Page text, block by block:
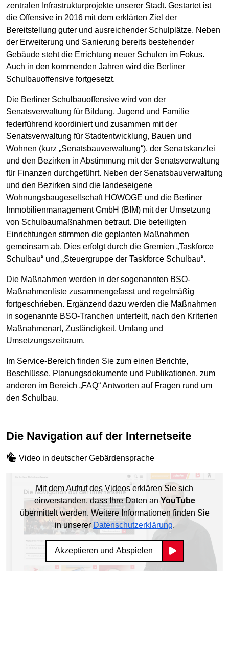
zentralen Infrastrukturprojekte unserer Stadt. Gestartet ist
die Offensive in 2016 mit dem erklärten Ziel der
Bereitstellung guter und ausreichender Schulplätze. Neben
der Erweiterung und Sanierung bereits bestehender
Gebäude steht die Errichtung neuer Schulen im Fokus.
Auch in den kommenden Jahren wird die Berliner
Schulbauoffensive fortgesetzt.
Die Berliner Schulbauoffensive wird von der
Senatsverwaltung für Bildung, Jugend und Familie
federführend koordiniert und zusammen mit der
Senatsverwaltung für Stadtentwicklung, Bauen und
Wohnen (kurz „Senatsbauverwaltung“), der Senatskanzlei
und den Bezirken in Abstimmung mit der Senatsverwaltung
für Finanzen durchgeführt. Neben der Senatsbauverwaltung
und den Bezirken sind die landeseigene
Wohnungsbaugesellschaft HOWOGE und die Berliner
Immobilienmanagement GmbH (BIM) mit der Umsetzung
von Schulbaumaßnahmen betraut. Die beteiligten
Einrichtungen stimmen die geplanten Maßnahmen
gemeinsam ab. Dies erfolgt durch die Gremien „Taskforce
Schulbau“ und „Steuergruppe der Taskforce Schulbau“.
Die Maßnahmen werden in der sogenannten BSO-
Maßnahmenliste zusammengefasst und regelmäßig
fortgeschrieben. Ergänzend dazu werden die Maßnahmen
in sogenannte BSO-Tranchen unterteilt, nach den Kriterien
Maßnahmenart, Zuständigkeit, Umfang und
Umsetzungszeitraum.
Im Service-Bereich finden Sie zum einen Berichte,
Beschlüsse, Planungsdokumente und Publikationen, zum
anderen im Bereich „FAQ“ Antworten auf Fragen rund um
den Schulbau.
Die Navigation auf der Internetseite
Video in deutscher Gebärdensprache
Mit dem Aufruf des Videos erklären Sie sich
einverstanden, dass Ihre Daten anYouTube
übermittelt werden. Weitere Informationen finden Sie
in unserer Datenschutzerklärung.
Akzeptieren und Abspielen